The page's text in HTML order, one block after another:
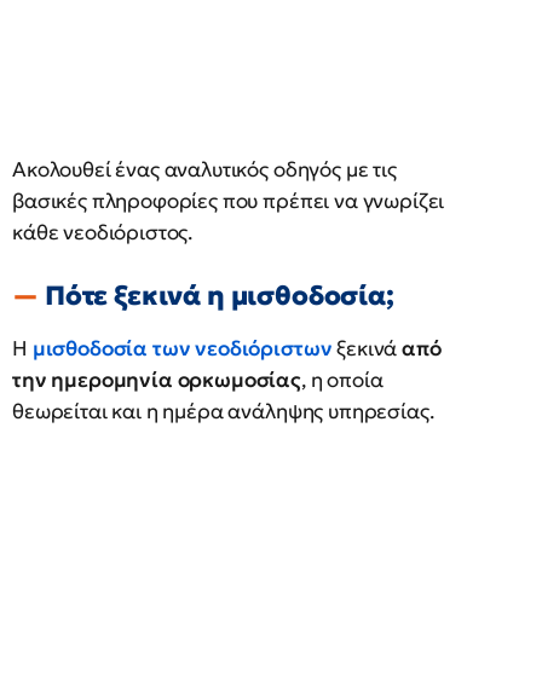
Ακολουθεί ένας αναλυτικός οδηγός με τις
βασικές πληροφορίες που πρέπει να γνωρίζει
κάθε νεοδιόριστος.
Πότε ξεκινά η μισθοδοσία;
Η μισθοδοσία των νεοδιόριστωνξεκινάαπό
την ημερομηνία ορκωμοσίας, η οποία
θεωρείται και η ημέρα ανάληψης υπηρεσίας.